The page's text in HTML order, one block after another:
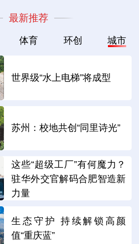
最新推荐
体育 环创 城市
世界级“水上电梯”将成型
苏州：校地共创“同里诗光”
这些“超级工厂”有何魔力？
驻华外交官解码合肥智造新
力量
生态守护 持续解锁高颜
值“重庆蓝”